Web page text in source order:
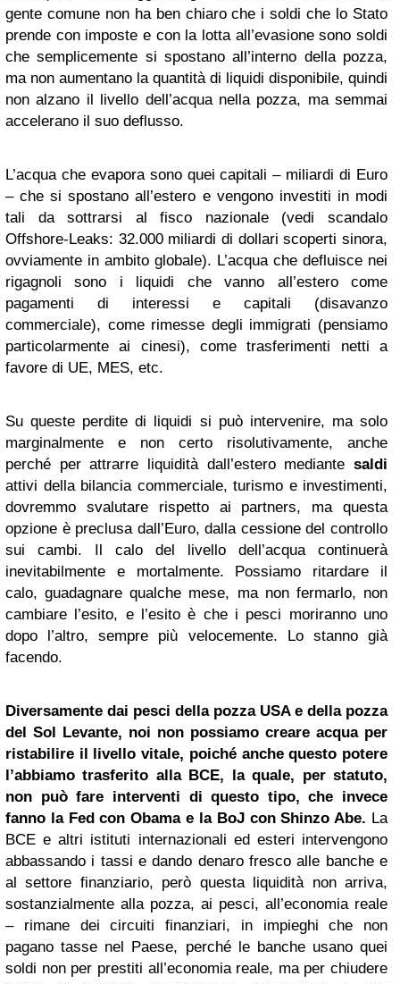
gente comune non ha ben chiaro che i soldi che lo Stato
prende con imposte e con la lotta all’evasione sono soldi
che semplicemente si spostano all’interno della pozza,
ma non aumentano la quantità di liquidi disponibile, quindi
non alzano il livello dell’acqua nella pozza, ma semmai
accelerano il suo deflusso.
L’acqua che evapora sono quei capitali – miliardi di Euro
– che si spostano all’estero e vengono investiti in modi
tali da sottrarsi al fisco nazionale (vedi scandalo
Offshore-Leaks: 32.000 miliardi di dollari scoperti sinora,
ovviamente in ambito globale). L’acqua che defluisce nei
rigagnoli sono i liquidi che vanno all’estero come
pagamenti di interessi e capitali (disavanzo
commerciale), come rimesse degli immigrati (pensiamo
particolarmente ai cinesi), come trasferimenti netti a
favore di UE, MES, etc.
Su queste perdite di liquidi si può intervenire, ma solo
marginalmente e non certo risolutivamente, anche
perché per attrarre liquidità dall’estero mediante saldi
attivi della bilancia commerciale, turismo e investimenti,
dovremmo svalutare rispetto ai partners, ma questa
opzione è preclusa dall’Euro, dalla cessione del controllo
sui cambi. Il calo del livello dell’acqua continuerà
inevitabilmente e mortalmente. Possiamo ritardare il
calo, guadagnare qualche mese, ma non fermarlo, non
cambiare l’esito, e l’esito è che i pesci moriranno uno
dopo l’altro, sempre più velocemente. Lo stanno già
facendo.
Diversamente dai pesci della pozza USA e della pozza
del Sol Levante, noi non possiamo creare acqua per
ristabilire il livello vitale, poiché anche questo potere
l’abbiamo trasferito alla BCE, la quale, per statuto,
non può fare interventi di questo tipo, che invece
fanno la Fed con Obama e la BoJ conShinzo Abe. La
BCE e altri istituti internazionali ed esteri intervengono
abbassando i tassi e dando denaro fresco alle banche e
al settore finanziario, però questa liquidità non arriva,
sostanzialmente alla pozza, ai pesci, all’economia reale
– rimane dei circuiti finanziari, in impieghi che non
pagano tasse nel Paese, perché le banche usano quei
soldi non per prestiti all’economia reale, ma per chiudere